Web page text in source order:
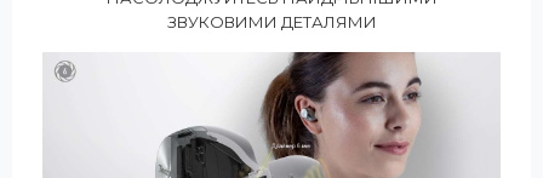
ЗВУКОВИМИ ДЕТАЛЯМИ